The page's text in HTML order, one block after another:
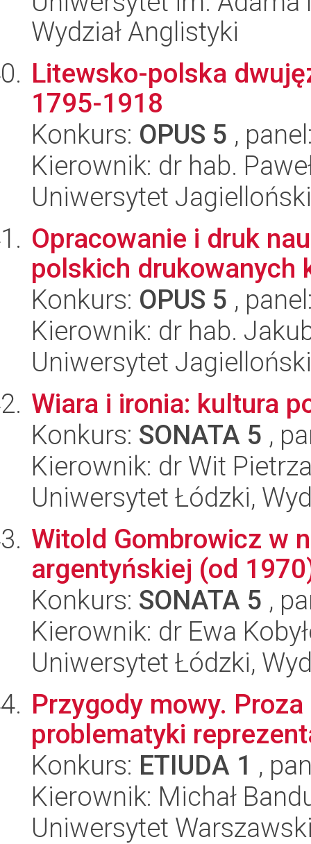
Wydział Anglistyki
Litewsko-polska
1795-1918
Konkurs: OPUS 5 ,
Kierownik: dr hab.
Uniwersytet
Opracowanie i druk
polskich drukowanych
Konkurs: OPUS 5 ,
Kierownik: dr hab.
Uniwersytet
Wiara i ironia: kultura
Konkurs: SONATA 5 ,
Kierownik: dr Wit
Uniwersytet Łódzki,
Witold Gombrowicz w
argentyńskiej (od
Konkurs: SONATA 5 ,
Kierownik: dr Ewa
Uniwersytet Łódzki,
Przygody mowy.
problematyki
Konkurs: ETIUDA 1 ,
Kierownik: Michał
Uniwersytet